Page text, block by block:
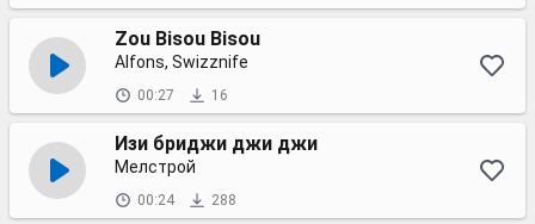
Zou Bisou Bisou
Alfons, Swizznife
00:27 16
Изи бриджи джи джи
Мелстрой
00:24 288